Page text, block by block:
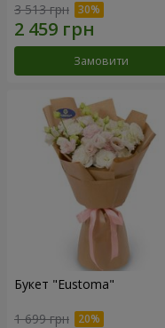
3 513 грн
Замовити
Букет "Eustoma"
1 699 грн